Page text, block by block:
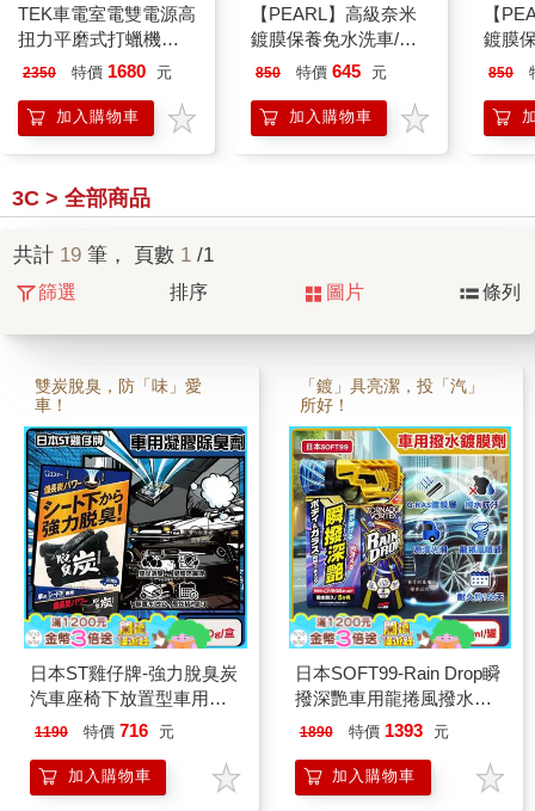
TEK車電室電雙電源高
扭力平磨式打蠟機
DPW-95（台灣製)
2350 特價 1680 元
加入購物車
【PEARL】高級奈米
鍍膜保養免水洗車/美
容液系列任選1瓶
細纖維1條)
850 特價 645 元
加入購物車
【
鍍膜
容液
細纖
850
3C > 全部商品
共計 19 筆， 頁數 1 /1
篩選 排序 圖片 條列
雙炭脫臭，防「味」愛
車！
日本ST雞仔牌-強力脫臭炭
汽車座椅下放置型車用凝
膠除臭劑200g/藍盒(車內靜
新消臭凍/備長炭活性碳除
空調食物異味)
1190 特價 716 元
加入購物車
「鍍」具亮潔，投「汽」
所好！
日本SOFT99-Rain Drop瞬
撥深艷車用龍捲風撥水鍍
膜劑300ml/罐-W536(耐久
噴霧/車漆增亮劑/後照鏡車
窗抗汙防水痕)
1890 特價 1393 元
加入購物車